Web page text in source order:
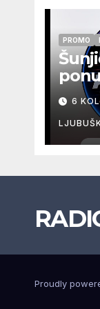
PROMO
na
6
Proudly